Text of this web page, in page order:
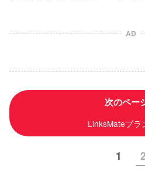
AD
次のペー
LinksMateプラ
1 2